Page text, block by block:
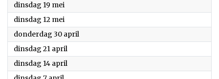
dinsdag 19 mei
dinsdag 12 mei
donderdag 30 april
dinsdag 21 april
dinsdag 14 april